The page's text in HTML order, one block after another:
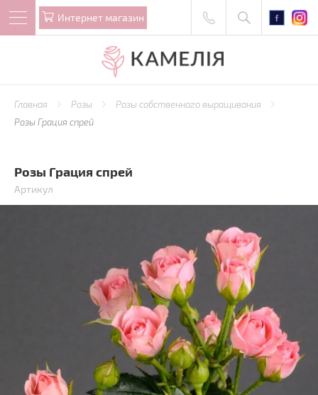
Интернет магазин
Главная Розы
Розы собственного выращивания
Розы Грация спрей
Розы Грация спрей
Артикул